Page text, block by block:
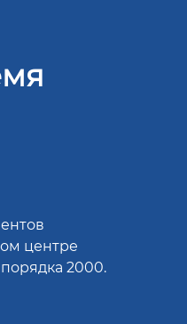
центре
порядка 2000.